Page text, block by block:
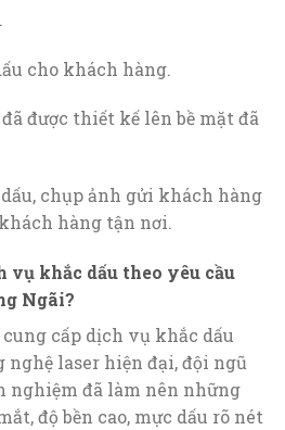
cho khách hàng.
được thiết kế lên bề mặt đã
chụp ảnh gửi khách hàng
hàng tận nơi.
vụ khắc dấu theo yêu cầu
Ngãi?
cấp dịch vụ khắc dấu
nghệ laser hiện đại, đội ngũ
đã làm nên những
độ bền cao, mực dấu rõ nét